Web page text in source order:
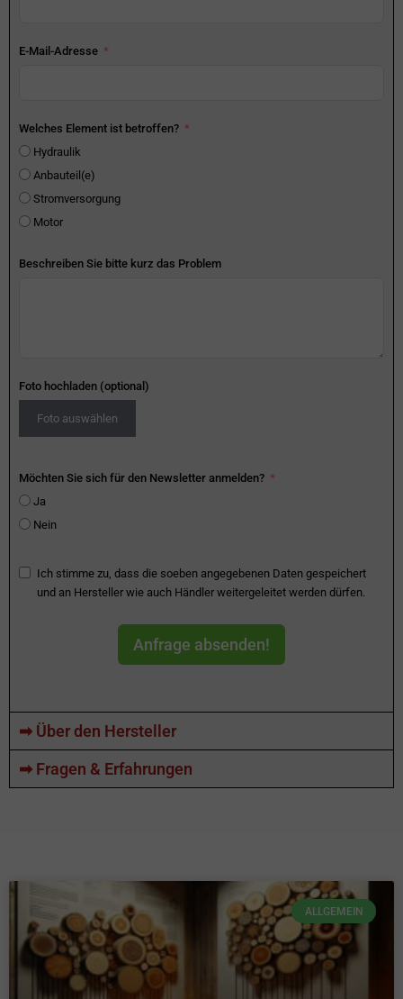
E-Mail-Adresse
Welches Element ist betroffen?
Hydraulik
Anbauteil(e)
Stromversorgung
Motor
Beschreiben Sie bitte kurz das Problem
Foto hochladen (optional)
Foto auswählen
Möchten Sie sich für den Newsletter anmelden?
Ja
Nein
Ich stimme zu, dass die soeben angegebenen Daten gespeichert
und an Hersteller wie auch Händler weitergeleitet werden dürfen.
Anfrage absenden!
➡ Über den Hersteller
➡ Fragen & Erfahrungen
ALLGEMEIN